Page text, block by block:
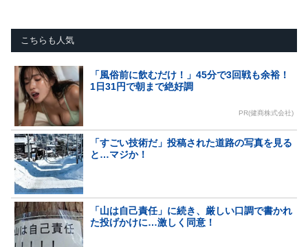
こちらも人気
「風俗前に飲むだけ！」45分で3回戦も余裕！
1日31円で朝まで絶好調
PR(健商株式会社)
「すごい技術だ」投稿された道路の写真を見る
と…マジか！
「山は自己責任」に続き、厳しい口調で書かれ
た投げかけに…激しく同意！